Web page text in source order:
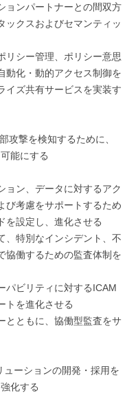
ョンパートナーとの間双方
ックスおよびセマンティッ
リシー管理、ポリシー意思
動化・動的アクセス制御を
イズ共有サービスを実装す
攻撃を検知するために、
能にする
ョン、データに対するアク
び考慮をサポートするため
を設定し、進化させる
、特別なインシデント、不
協働するための監査体制を
パビリティに対するICAM
トを進化させる
とともに、協働型監査をサ
ューションの開発・採用を
化する